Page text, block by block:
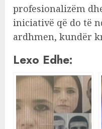
profesionalizëm
iniciativë që do të
ardhmen, kundër
Lexo Edhe: